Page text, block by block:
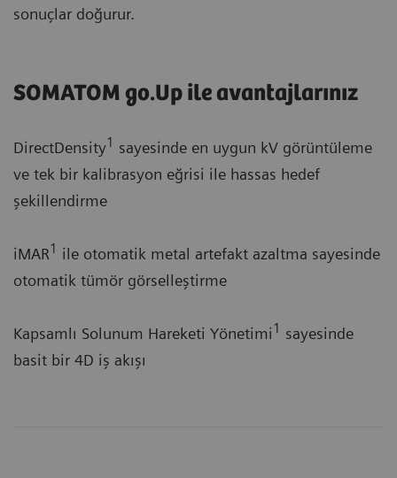
sonuçlar doğurur.
SOMATOM go.Up ile avantajlarınız
DirectDensity1 sayesinde en uygun kV görüntüleme
ve tek bir kalibrasyon eğrisi ile hassas hedef
şekillendirme
iMAR1 ile otomatik metal artefakt azaltma sayesinde
otomatik tümör görselleştirme
Kapsamlı Solunum Hareketi Yönetimi 1 sayesinde
basit bir 4D iş akışı